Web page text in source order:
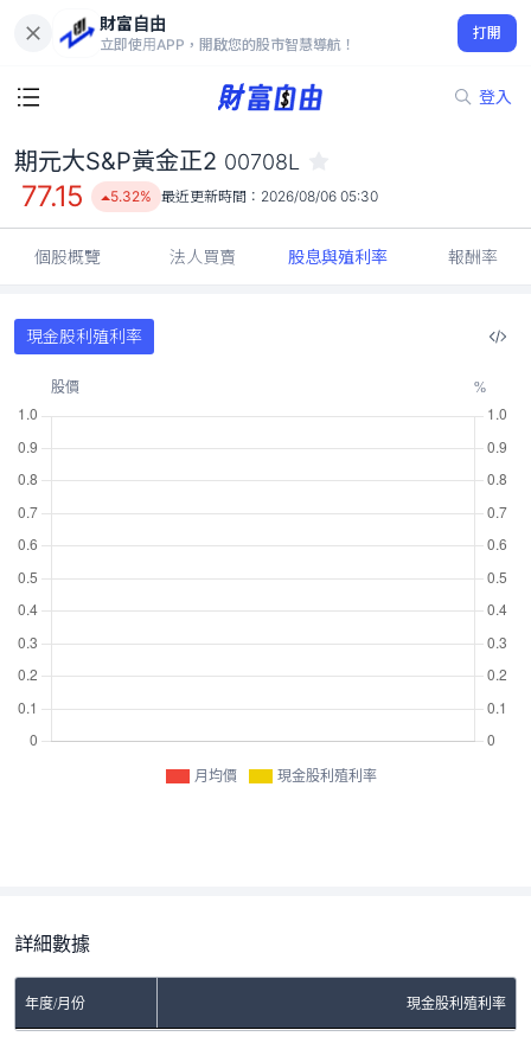
財富自由
立即使用APP，開啟您的股市智慧導航！
打開
登入
期元大S&P黃金正2 00708L
77.15
5.32%
期元大S&P黃金正2 00708L
77.15 5.32% 最近更新時間： 2026/08/06 05:30
個股概覽 法人買賣 股息與殖利率 報酬率
現金股利殖利率
月均價 現金股利殖利率
詳細數據
年度/月份 現金股利殖利率